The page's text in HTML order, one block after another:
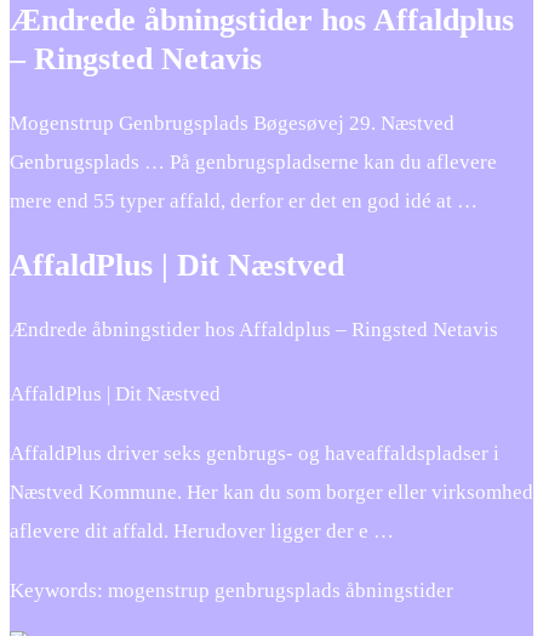
Ændrede åbningstider hos Affaldplus
– Ringsted Netavis
Mogenstrup Genbrugsplads Bøgesøvej 29. Næstved
Genbrugsplads … På genbrugspladserne kan du aflevere
mere end 55 typer affald, derfor er det en god idé at …
AffaldPlus | Dit Næstved
Ændrede åbningstider hos Affaldplus – Ringsted Netavis
AffaldPlus | Dit Næstved
AffaldPlus driver seks genbrugs- og haveaffaldspladser i
Næstved Kommune. Her kan du som borger eller virksomhed
aflevere dit affald. Herudover ligger der e …
Keywords: mogenstrup genbrugsplads åbningstider